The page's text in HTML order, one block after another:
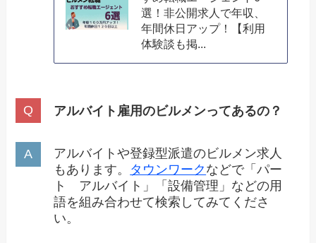
選！非公開求人で年収、
年間休日アップ！【利用
体験談も掲...
アルバイト雇用のビルメンってあるの？
アルバイトや登録型派遣のビルメン求人
もあります。 タウンワーク などで「パー
ト アルバイト」「設備管理」などの用
語を組み合わせて検索してみてくださ
い。